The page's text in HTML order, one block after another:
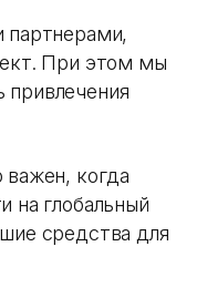
При этом мы
привлечения
важен, когда
на глобальный
средства для